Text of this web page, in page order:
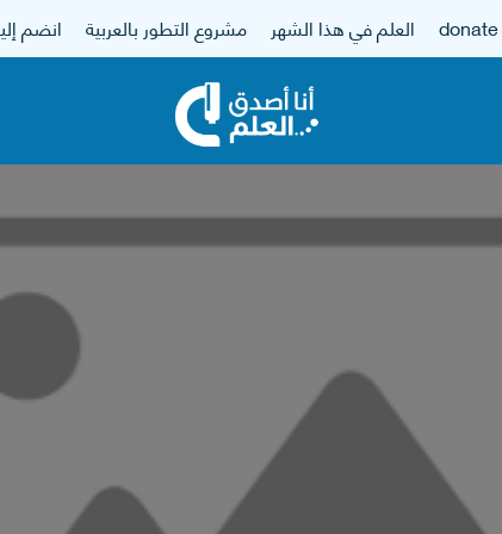
العلم في هذا الشهر مشروع التطور بالعربية انضم